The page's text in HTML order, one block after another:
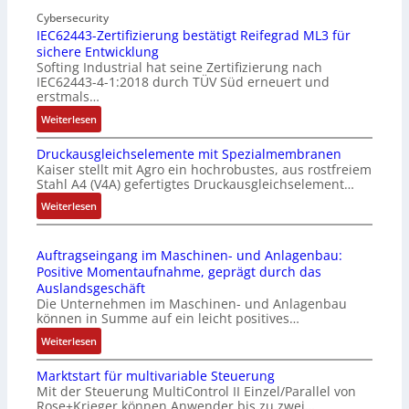
n
d
u
s
t
r
i
e
-
P
C
l
ä
s
t
s
i
c
h
f
l
e
b
i
l
f
u
n
k
m
o
d
u
l
e
r
i
n
g
e
n
4
G
u
Cybersecurity
IEC62443-Zertifizierung bestätigt Reifegrad ML3 für
sichere Entwicklung
Softing Industrial hat seine Zertifizierung nach
IEC62443-4-1:2018 durch TÜV Süd erneuert und
erstmals…
Weiterlesen:
I
E
6
2
4
3
-
Z
e
r
t
i
f
i
Druckausgleichselemente mit Spezialmembranen
Kaiser stellt mit Agro ein hochrobustes, aus rostfreiem
Stahl A4 (V4A) gefertigtes Druckausgleichselement…
Weiterlesen:
D
u
c
k
a
u
s
g
l
e
Auftragseingang im Maschinen- und Anlagenbau:
Positive Momentaufnahme, geprägt durch das
Auslandsgeschäft
Die Unternehmen im Maschinen- und Anlagenbau
können in Summe auf ein leicht positives…
Weiterlesen:
A
u
f
Marktstart für multivariable Steuerung
Mit der Steuerung MultiControl II Einzel/Parallel von
Rose+Krieger können Anwender bis zu zwei…